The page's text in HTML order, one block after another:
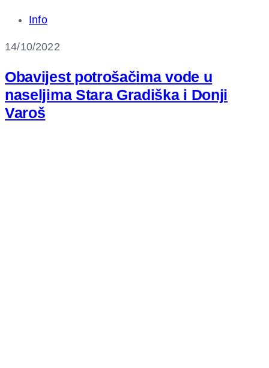
Info
14/10/2022
Obavijest potrošačima vode u
naseljima Stara Gradiška i Donji
Varoš